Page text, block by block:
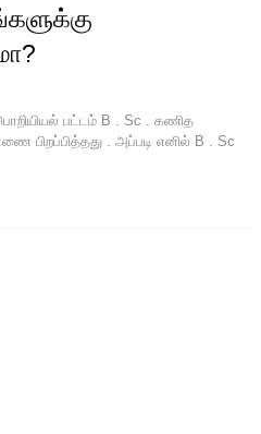
பட்டம் B . Sc . கணித
பிறப்பித்தது . அப்படி எனில் B . Sc